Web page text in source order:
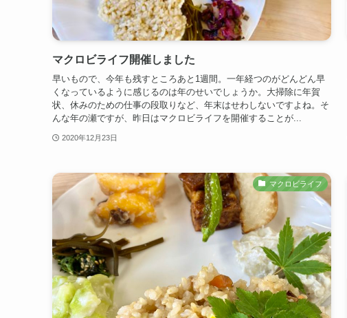
マクロビライフ開催しました
早いもので、今年も残すところあと1週間。一年経つのがどんどん早
くなっているように感じるのは年のせいでしょうか。大掃除に年賀
状、休みのための仕事の段取りなど、年末はせわしないですよね。そ
んな年の瀬ですが、昨日はマクロビライフを開催することが...
2020年12月23日
マクロビライフ